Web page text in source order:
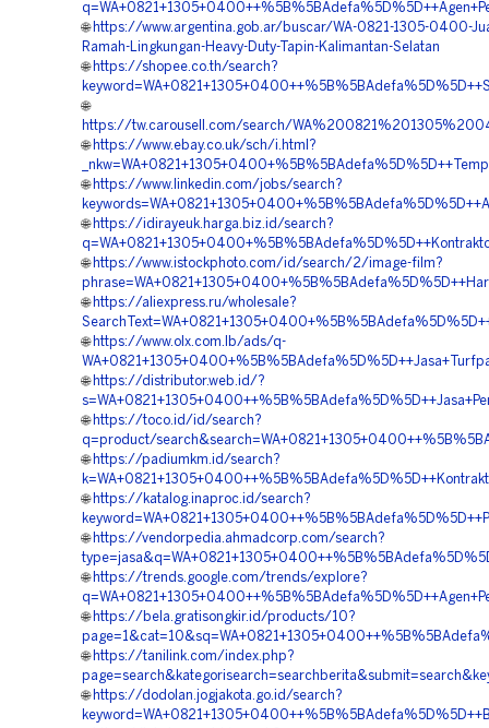
🌐 https://www.argentina.gob.ar/buscar/WA-0821-1305-0400-
Ramah-Lingkungan-Heavy-Duty-Tapin-Kalimantan-Selatan
🌐 https://shopee.co.th/search?
🌐
https://tw.carousell.com/search/
🌐 https://www.ebay.co.uk/sch/i.html?
🌐 https://www.linkedin.com/jobs/search?
🌐 https://idirayeuk.harga.biz.id/search?
🌐 https://www.istockphoto.com/id/search/2/image-film?
🌐 https://aliexpress.ru/wholesale?
🌐 https://www.olx.com.lb/ads/q-
🌐 https://distributor.web.id/?
🌐 https://toco.id/id/search?
q=product/
🌐 https://padiumkm.id/search?
🌐 https://katalog.inaproc.id/search?
🌐 https://vendorpedia.ahmadcorp.com/search?
🌐 https://trends.google.com/trends/explore?
🌐 https://bela.gratisongkir.id/products/10?
🌐 https://tanilink.com/index.php?
🌐 https://dodolan.jogjakota.go.id/search?